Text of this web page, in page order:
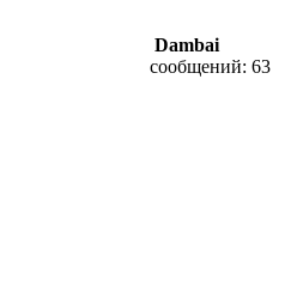
Dambai
сообщений: 63